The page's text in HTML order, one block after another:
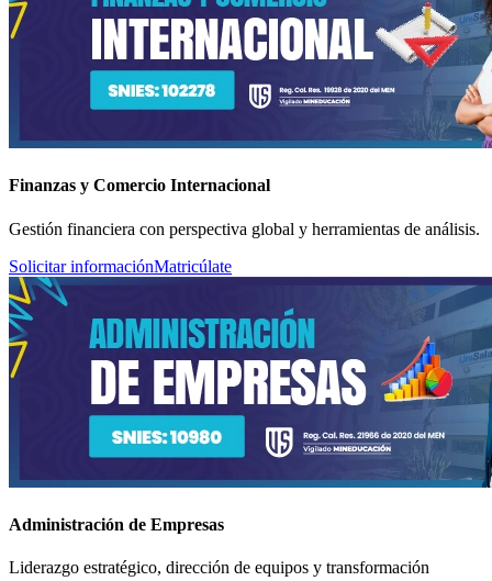
Finanzas y Comercio Internacional
Gestión financiera con perspectiva global y herramientas de análisis.
Solicitar informaciónMatricúlate
Administración de Empresas
Liderazgo estratégico, dirección de equipos y transformación